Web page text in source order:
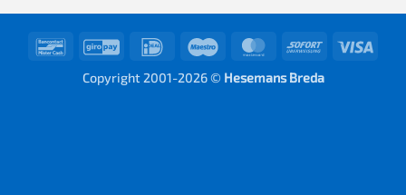
BancontactGiroPay IDeal Maestro MasterCardSofort
Copyright 2001-2026 © Hesemans Breda